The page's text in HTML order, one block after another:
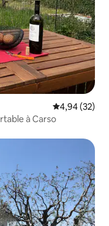
Évaluation
4,94 (32)
à Carso